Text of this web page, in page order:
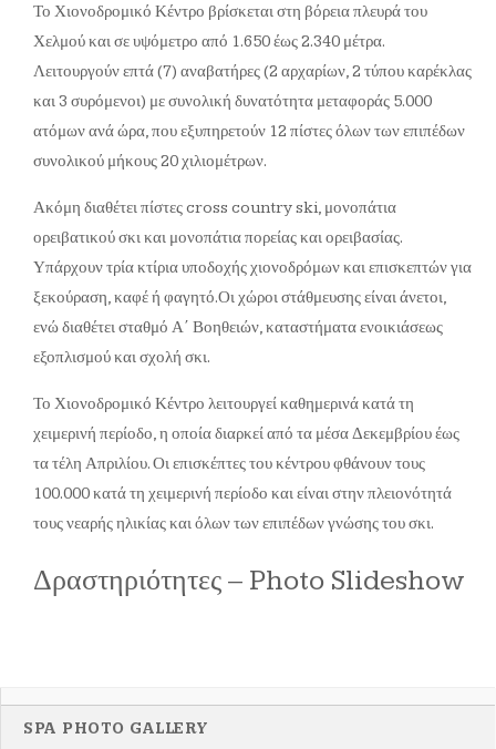
Το Χιονοδρομικό Κέντρο βρίσκεται στη βόρεια πλευρά του
Χελμού και σε υψόμετρο από 1.650 έως 2.340 μέτρα.
Λειτουργούν επτά (7) αναβατήρες (2 αρχαρίων, 2 τύπου καρέκλας
και 3 συρόμενοι) με συνολική δυνατότητα μεταφοράς 5.000
ατόμων ανά ώρα, που εξυπηρετούν 12 πίστες όλων των επιπέδων
συνολικού μήκους 20 χιλιομέτρων.
Ακόμη διαθέτει πίστες cross country ski, μονοπάτια
ορειβατικού σκι και μονοπάτια πορείας και ορειβασίας.
Υπάρχουν τρία κτίρια υποδοχής χιονοδρόμων και επισκεπτών για
ξεκούραση, καφέ ή φαγητό.Οι χώροι στάθμευσης είναι άνετοι,
ενώ διαθέτει σταθμό Α΄ Βοηθειών, καταστήματα ενοικιάσεως
εξοπλισμού και σχολή σκι.
Το Χιονοδρομικό Κέντρο λειτουργεί καθημερινά κατά τη
χειμερινή περίοδο, η οποία διαρκεί από τα μέσα Δεκεμβρίου έως
τα τέλη Απριλίου. Οι επισκέπτες του κέντρου φθάνουν τους
100.000 κατά τη χειμερινή περίοδο και είναι στην πλειονότητά
τους νεαρής ηλικίας και όλων των επιπέδων γνώσης του σκι.
Δραστηριότητες – Photo Slideshow
SPA PHOTO GALLERY